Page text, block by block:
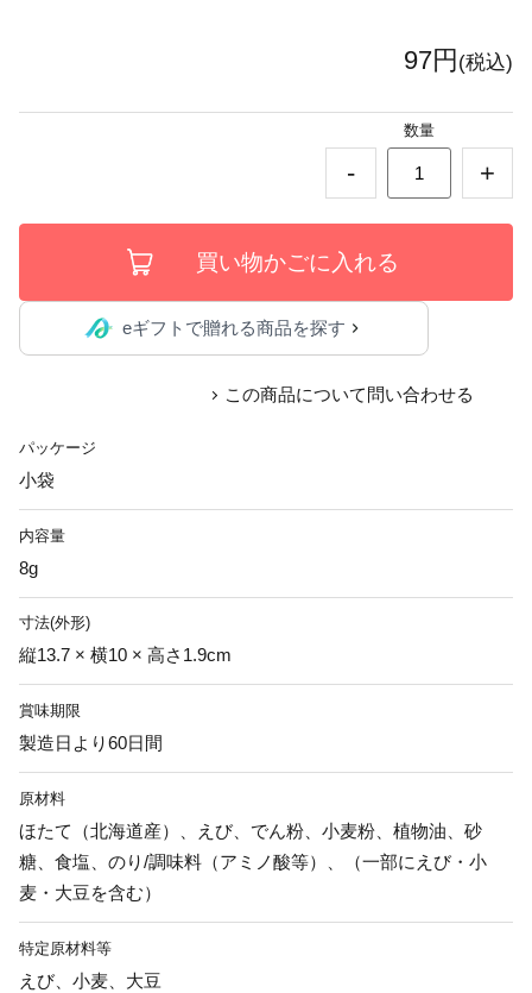
97円 (税込)
-
数量
+
eギフトで贈れる商品を探す
この商品について問い合わせる
パッケージ
小袋
内容量
8g
寸法(外形)
縦13.7 × 横10 × 高さ1.9cm
賞味期限
製造日より60日間
原材料
ほたて（北海道産）、えび、でん粉、小麦粉、植物油、砂
糖、食塩、のり/調味料（アミノ酸等）、（一部にえび・小
麦・大豆を含む）
特定原材料等
えび、小麦、大豆